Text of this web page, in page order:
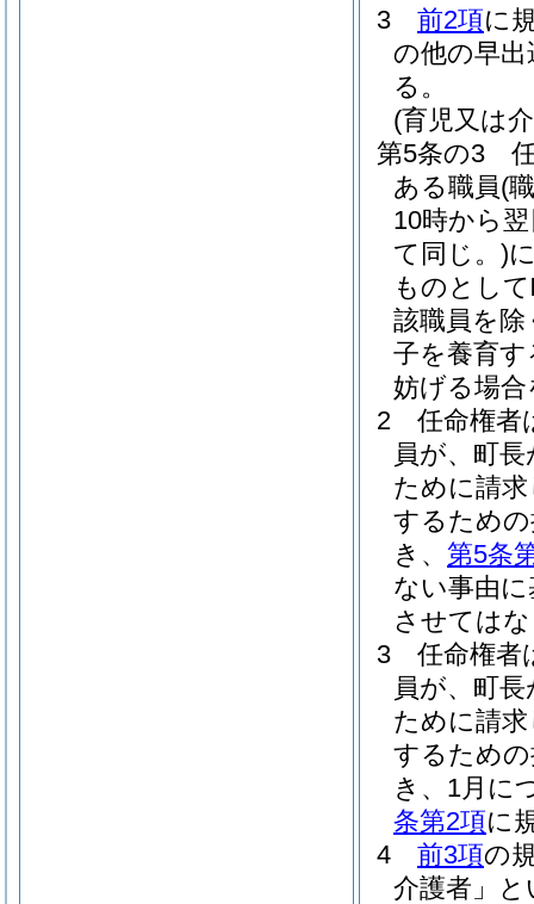
3
前2項に
の他の早
る。
(育児又は
第5条の3
ある職員(
10時から
て同じ。)
ものとし
該職員を除
子を養育
妨げる場
2
任命権者
員が、町
ために請
するため
き、 第5条
ない事由
させては
3
任命権者
員が、町
ために請
するため
き、1月に
条第2項に
4
前3項の
介護者」と